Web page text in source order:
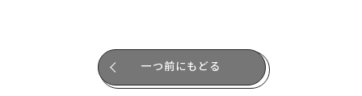
一つ前にもどる